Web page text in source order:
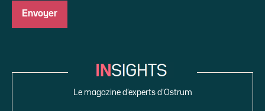
Le magazine d’experts d’Ostrum